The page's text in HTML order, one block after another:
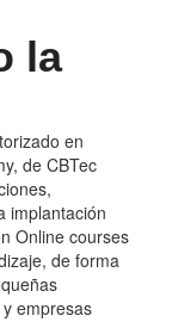
la
en
de CBTec
implantación
Online courses
de forma
empresas